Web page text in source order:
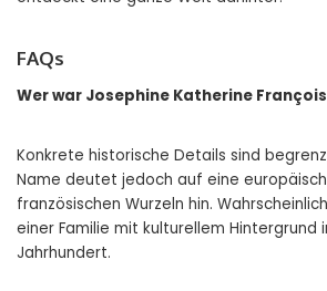
FAQs
Wer war Josephine Katherine
Konkrete historische Details sind
Name deutet jedoch auf eine
französischen Wurzeln hin.
einer Familie mit kulturellem Hintergrund
Jahrhundert.